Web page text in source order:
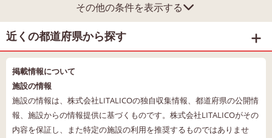
その他の条件を表示する
近くの都道府県から探す
掲載情報について
施設の情報
施設の情報は、株式会社LITALICOの独自収集情報、都道府県の公開情
報、施設からの情報提供に基づくものです。株式会社LITALICOがその
内容を保証し、また特定の施設の利用を推奨するものではありませ